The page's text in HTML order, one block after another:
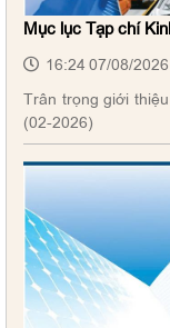
Mục lục Tạp chí
16:24 07/08/2026
Trân trọng giới
(02-2026)